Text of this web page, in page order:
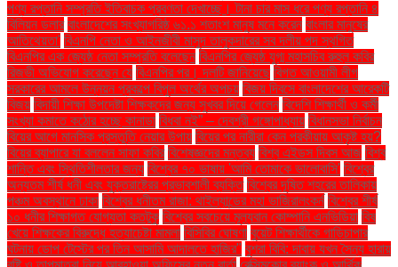
পণ্য রপ্তানি সম্প্রতি ইতিবাচক প্রবণতা দেখাচ্ছে। টানা চার মাস ধরে পণ্য রপ্তানি ৪
বিলিয়ন ডলার বাংলাদেশের সংখ্যাগরিষ্ঠ ৬১.১ শতাংশ মানুষ মনে করেন বাংলার মানুষের
আতিথেয়তা' বিএনপি নেতা ও আইনজীবী মাসুদ তালুকদারের সব দলীয় পদ স্থগিত
বিএনপির এক জ্যেষ্ঠ নেতা সম্প্রতি বলেছেন বিএনপির জ্যেষ্ঠ যুগ্ম মহাসচিব রুহুল কবির
রিজভী অভিযোগ করেছেন যে বিএনপির পর। দলটি জানিয়েছে বিগত আওয়ামী লীগ
সরকারের আমলে উন্নয়ন প্রকল্পে বিপুল অর্থের অপচয় বিজয় দিবসে বাংলাদেশের আরেকটি
বিজয় বিদায়ী শিক্ষা উপদেষ্টা শিক্ষকদের জন্য সুখবর দিয়ে গেলেন বিদেশি শিক্ষার্থী ও কর্মী
সংখ্যা কমাতে কঠোর হচ্ছে কানাডা বিধবা নই” – দেবশ্রী গঙ্গোপাধ্যায় বিধানসভা নির্বাচন
বিয়ের আগে মানসিক প্রস্তুতি নেয়ার উপায় বিয়ের পর নারীরা কেন পরকীয়ায় আকৃষ্ট হয়?
বিয়ের ব্যাপারে যা বললেন সাফা কবির বিশেষজ্ঞদের মন্তব্য বিশ্ব এইডস দিবস আজ বিশ্ব
শান্তি এবং স্থিতিশীলতার জন্য বিশ্বের ৭০ ভাষায় 'আমি তোমাকে ভালোবাসি' বিশ্বের
অন্যতম শীর্ষ ধনী এবং যুক্তরাষ্ট্রের প্রভাবশালী ব্যক্তি বিশ্বের দূষিত শহরের তালিকায়
পঞ্চম অবস্থানে ঢাকা বিশ্বের ধনীতম রাজা: থাইল্যান্ডের মহা ভাজিরালংকর্ন বিশ্বের শীর্ষ
১০ ধনীর শিক্ষাগত যোগ্যতা কতটুকু বিশ্বের সবচেয়ে মূল্যবান কোম্পানি এনভিডিয়া বিষ
খেয়ে শিক্ষকের বিরুদ্ধে হত্যাচেষ্টা মামলা বিসিবির ঘোষণা বুয়েট শিক্ষার্থীকে গাড়িচাপার
ঘটনায় ডোপ টেস্টের পর তিন আসামি আদালতে হাজির" বুশরা বিবি: দাবায় যখন সৈন্য হারায়